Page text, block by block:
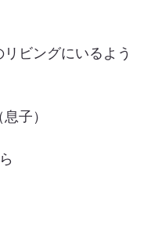
ビングにいるよう
子）